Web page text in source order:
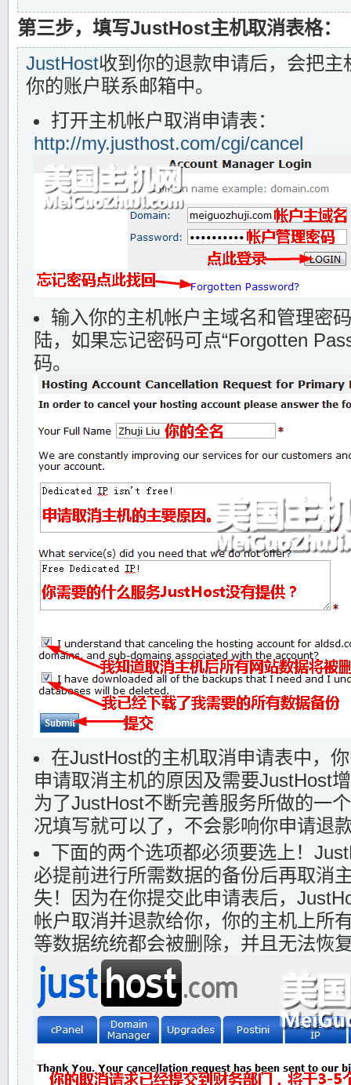
第三步，填写JustHost主机取消表格：
JustHost收到你的退款申请后，会把
你的账户联系邮箱中。
打开主机帐户取消申请表：
http://my.justhost.com/cgi/cancel
输入你的主机帐户主域名和管理密
陆，如果忘记密码可点“Forgotten
码。
在JustHost的主机取消申请表中，
申请取消主机的原因及需要JustHost
为了JustHost不断完善服务所做的一
况填写就可以了，不会影响你申请退
下面的两个选项都必须要选上！
必提前进行所需数据的备份后再取消
失！因为在你提交此申请表后，
帐户取消并退款给你，你的主机上所
等数据统统都会被删除，并且无法恢